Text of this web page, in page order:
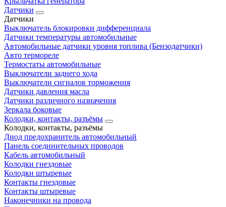
Датчики
Датчики
Выключатель блокировки дифференциала
Датчики температуры автомобильные
Автомобильные датчики уровня топлива (Бензодатчики)
Авто термореле
Термостаты автомобильные
Выключатели заднего хода
Выключатели сигналов торможения
Датчики давления масла
Датчики различного назначения
Зеркала боковые
Колодки, контакты, разъёмы
Колодки, контакты, разъёмы
Диод предохранитель автомобильный
Панель соединительных проводов
Кабель автомобильный
Колодки гнездовые
Колодки штыревые
Контакты гнездовые
Контакты штыревые
Наконечники на провода